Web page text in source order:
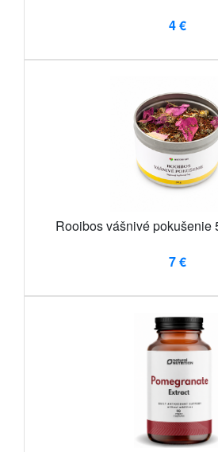
4 €
Rooibos vášnivé pokušenie
7 €